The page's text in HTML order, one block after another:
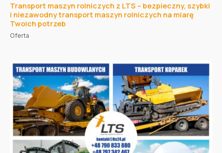
Transport maszyn rolniczych z LTS – bezpieczny, szybki
i niezawodny transport maszyn rolniczych na miarę
Twoich potrzeb
Oferta